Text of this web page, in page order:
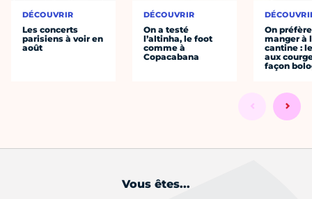
DÉCOUVRIR
Les concerts
parisiens à voir en
août
DÉCOUVRIR
On a testé
l’altinha, le foot
comme à
Copacabana
On préfère
manger à
cantine :
aux
façon
Vous êtes...